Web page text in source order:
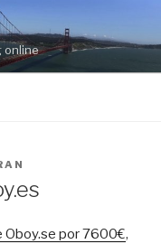
online
Oboy.se por 7600€,